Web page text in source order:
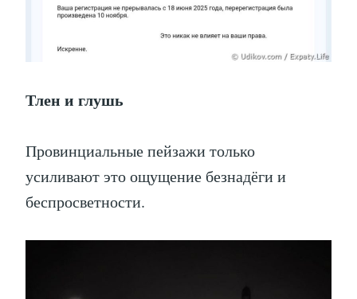
Тлен и глушь
Провинциальные пейзажи только
усиливают это ощущение безнадёги и
беспросветности.